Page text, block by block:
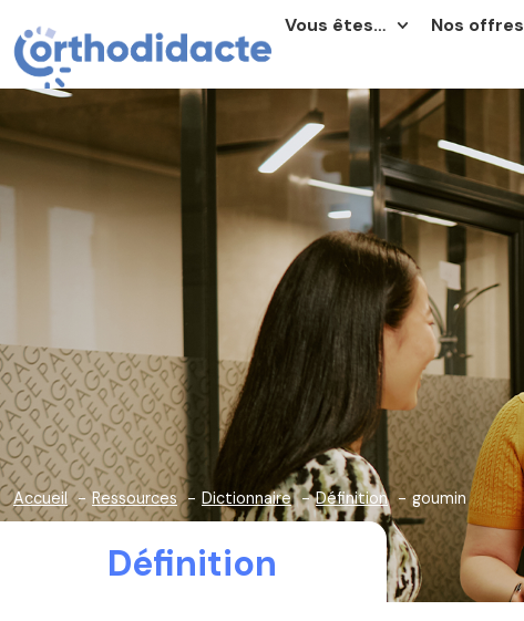
Vous êtes… Nos offres
Accueil Ressources Dictionnaire Définition goumin
Définition